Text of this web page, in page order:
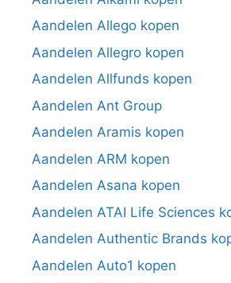
Aandelen Allego kopen
Aandelen Allegro kopen
Aandelen Allfunds kopen
Aandelen Ant Group
Aandelen Aramis kopen
Aandelen ARM kopen
Aandelen Asana kopen
Aandelen ATAI Life Sciences
Aandelen Authentic Brands
Aandelen Auto1 kopen